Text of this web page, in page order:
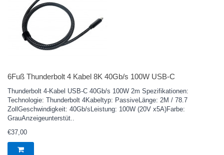
6Fuß Thunderbolt 4 Kabel 8K 40Gb/s 100W USB-C
Thunderbolt 4-Kabel USB-C 40Gb/s 100W 2m Spezifikationen:
Technologie: Thunderbolt 4Kabeltyp: PassiveLänge: 2M / 78.7
ZollGeschwindigkeit: 40Gb/sLeistung: 100W (20V x5A)Farbe:
GrauAnzeigeunterstüt..
€37,00